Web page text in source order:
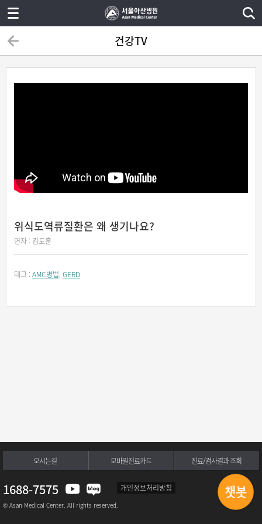
건강TV
위식도역류질환은 왜 생기나요?
연자 : 김도훈
태그 : AMC병법, GERD
오시는길 모바일진료카드 진료/검사결과 조회
1688-7575 개인정보처리방침
© Asan Medical Center. All rights reserved.